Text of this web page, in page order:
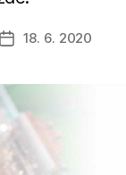
Datum
18. 6. 2020